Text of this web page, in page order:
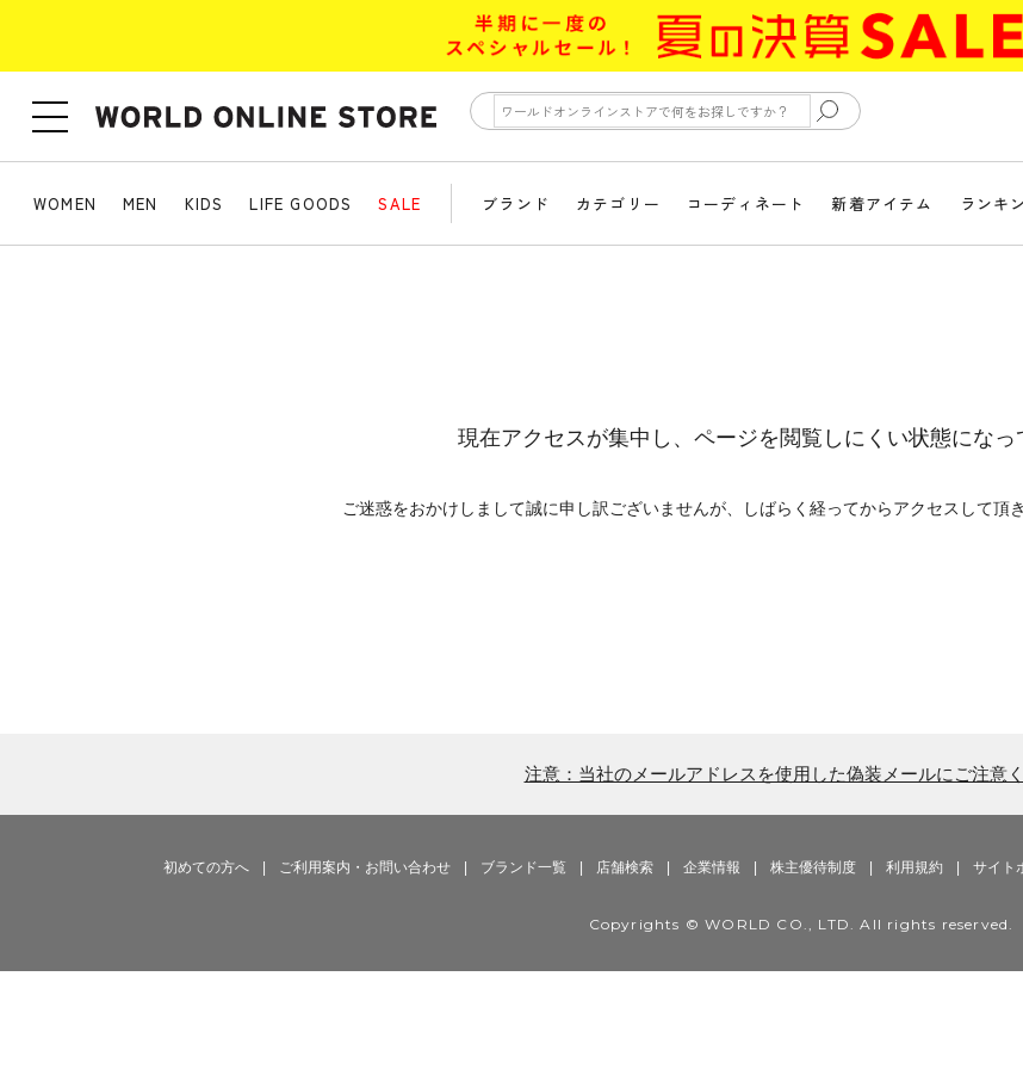
WOMEN MEN KIDS LIFE GOODS SALE ブランド カテゴリー コーディネート 新着アイテム ランキ
現在アクセスが集中し、ページを閲覧しにくい状態になっ
ご迷惑をおかけしまして誠に申し訳ございませんが、しばらく経ってからアクセスして頂
注意：当社のメールアドレスを使用した偽装メールにご注意
初めての方へ ご利用案内・お問い合わせ ブランド一覧 店舗検索 企業情報 株主優待制度 利用規約 サイト
Copyrights © WORLD CO., LTD. All rights reserved.